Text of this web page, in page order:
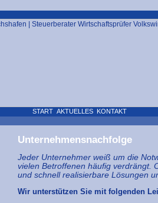
START AKTUELLES KONTAKT
Unternehmensnachfolge
Jeder Unternehmer weiß um die
vielen Betroffenen häufig verdrängt.
und schnell realisierbare Lösungen
Wir unterstützen Sie mit folgenden